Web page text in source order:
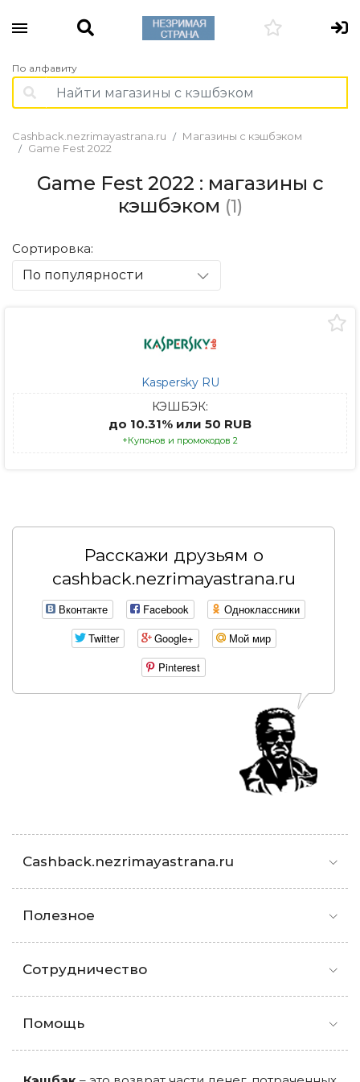
По алфавиту
Cashback.nezrimayastrana.ru
Магазины с кэшбэком
Game Fest 2022
Game Fest 2022 : магазины с
кэшбэком (1)
Сортировка:
По популярности
Kaspersky RU
КЭШБЭК:
до 10.31% или 50 RUB
+Купонов и промокодов 2
Расскажи друзьям о
cashback.nezrimayastrana.ru
Вконтакте Facebook
Одноклассники
Twitter
Google+
Мой мир
Pinterest
Cashback.nezrimayastrana.ru
Полезное
Сотрудничество
Помощь